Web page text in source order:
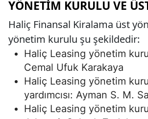
YÖNETIM KURULU VE
Haliç Finansal Kiralama üst
yönetim kurulu şu şekildedir:
Haliç Leasing yönetim
Cemal Ufuk Karakaya
Haliç Leasing yönetim
yardımcısı: Ayman S. M.
Haliç Leasing yönetim